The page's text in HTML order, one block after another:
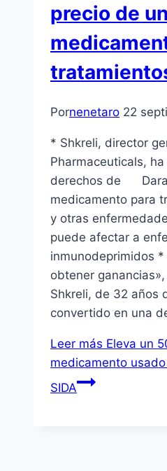
precio de un
Pornenetaro 22
* Shkreli, director
Pharmaceuticals,
derechos de
medicamento para
y otras
puede afectar a
inmunodeprimidos
obtener
Shkreli, de 32 años
convertido en una
Leer más Eleva un
medicamento
SIDA